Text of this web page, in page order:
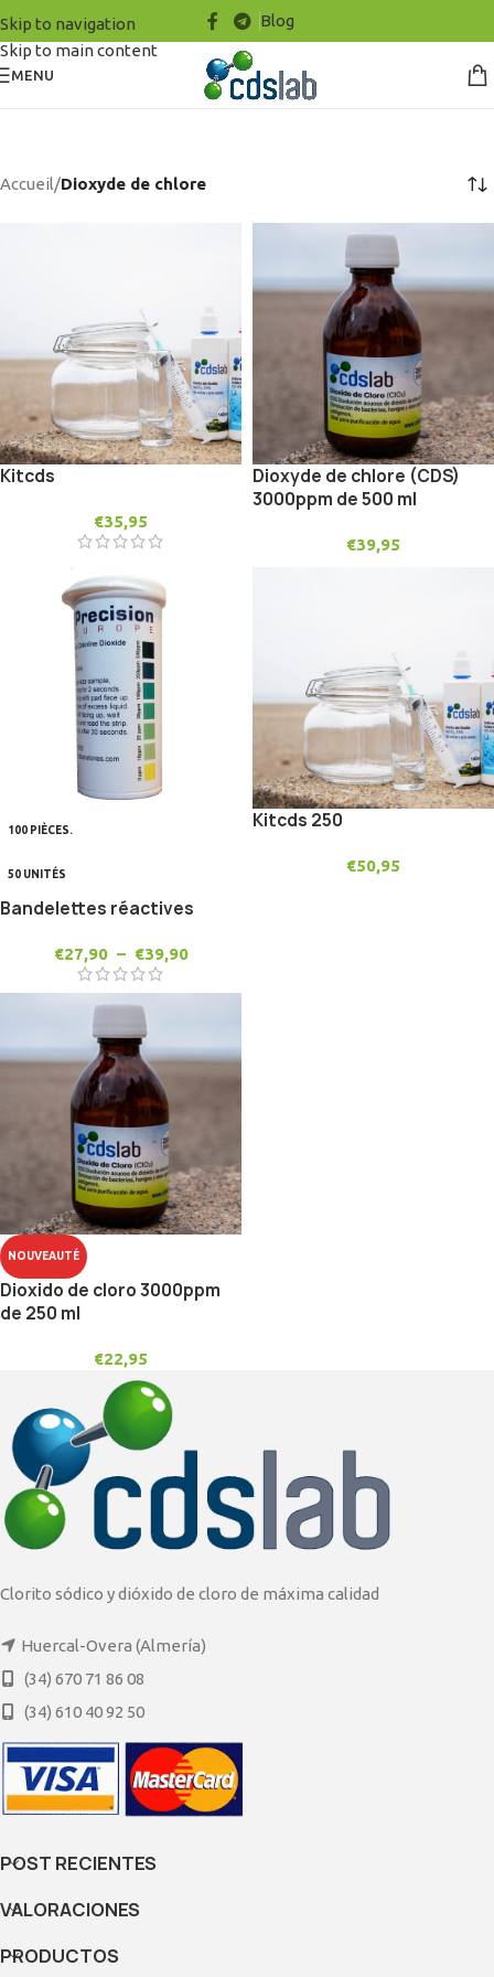
Skip to navigation
Skip to main content
Blog
MENU
Accueil/Dioxyde de chlore
Kitcds
€35,95
Dioxyde de chlore (CDS)
3000ppm de 500 ml
€39,95
100 PIÈCES.
50 UNITÉS
Bandelettes réactives
€27,90 – €39,90
Kitcds 250
€50,95
NOUVEAUTÉ
Dioxido de cloro 3000ppm
de 250 ml
€22,95
Clorito sódico y dióxido de cloro de máxima calidad
Huercal-Overa (Almería)
(34) 670 71 86 08
(34) 610 40 92 50
POST RECIENTES
VALORACIONES
PRODUCTOS